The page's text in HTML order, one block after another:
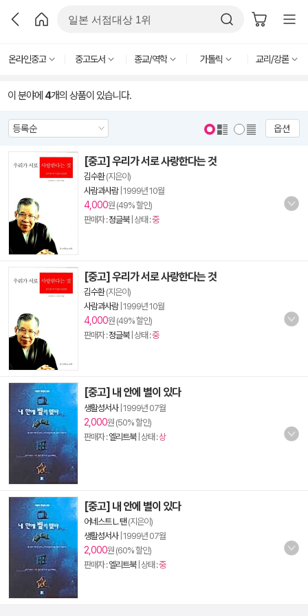
온라인중고 중고도서 종교/역학 가톨릭 교리/강론
이 분야에 4개의 상품이 있습니다.
옵션
[중고] 우리가 서로 사랑한다는 것
김수환(지은이)
사람과사람| 1999년 10월
4,000원 (49% 할인)
판매자 :정글북| 상태 :중
[중고] 우리가 서로 사랑한다는 것
김수환(지은이)
사람과사람| 1999년 10월
4,000원 (49% 할인)
판매자 :정글북| 상태 :중
[중고] 내 안에 별이 있다
생활성서사| 1999년 07월
2,000원 (50% 할인)
판매자 :엘리트북| 상태 :상
[중고] 내 안에 별이 있다
어네스트 L. 탠(지은이)
생활성서사| 1999년 07월
2,000원 (60% 할인)
판매자 :엘리트북| 상태 :중